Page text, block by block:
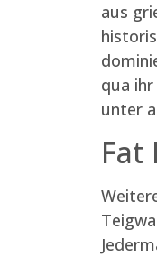
aus
qua
unter
Fat